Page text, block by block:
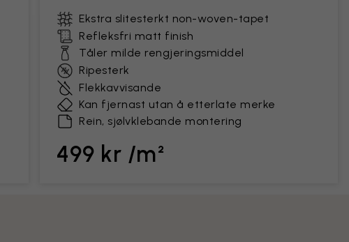
Ekstra slitesterkt non-woven-tapet
Refleksfri matt finish
Tåler milde rengjeringsmiddel
Ripesterk
Flekkavvisande
Kan fjernast utan å etterlate merke
Rein, sjølvklebande montering
499 kr /m²